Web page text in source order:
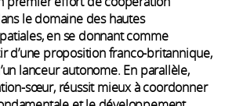
le domaine des hautes
en se donnant comme
d’une proposition franco-britannique,
lanceur autonome. En parallèle,
sœur, réussit mieux à coordonner